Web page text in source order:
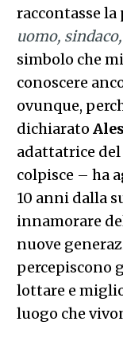
raccontasse la
uomo,
simbolo che
conoscere
ovunque,
dichiarato
adattatrice del
colpisce – ha
10 anni dalla
innamorare
nuove
percepiscono
lottare e
luogo che